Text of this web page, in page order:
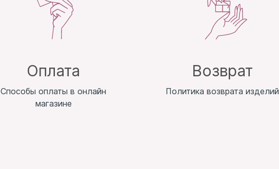
Оплата
Способы оплаты в онлайн
магазине
Возврат
Политика возврата изделий